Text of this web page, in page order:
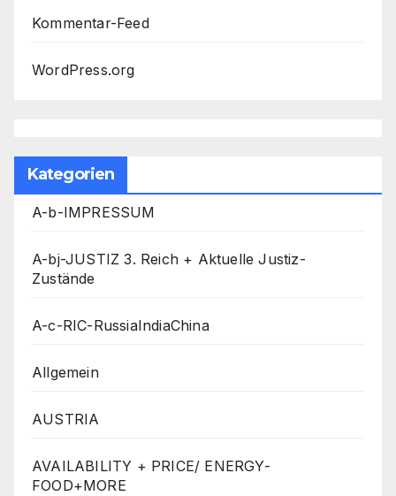
Kommentar-Feed
WordPress.org
Kategorien
A-b-IMPRESSUM
A-bj-JUSTIZ 3. Reich + Aktuelle Justiz-
Zustände
A-c-RIC-RussiaIndiaChina
Allgemein
AUSTRIA
AVAILABILITY + PRICE/ ENERGY-
FOOD+MORE